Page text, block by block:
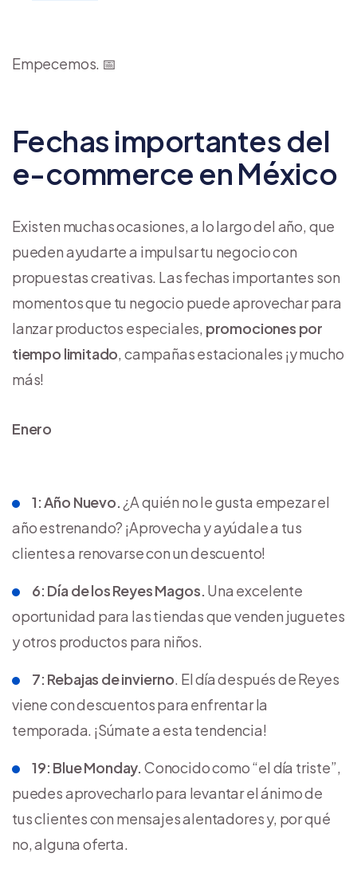
Empecemos. 📅
Fechas importantes del
e-commerce en México
Existen muchas ocasiones, a lo largo del año, que
pueden ayudarte a impulsar tu negocio con
propuestas creativas. Las fechas importantes son
momentos que tu negocio puede aprovechar para
lanzar productos especiales, promociones por
tiempo limitado , campañas estacionales ¡y mucho
más!
Enero
1: Año Nuevo. ¿A quién no le gusta empezar el
año estrenando? ¡Aprovecha y ayúdale a tus
clientes a renovarse con un descuento!
6: Día de los Reyes Magos. Una excelente
oportunidad para las tiendas que venden juguetes
y otros productos para niños.
7: Rebajas de invierno . El día después de Reyes
viene con descuentos para enfrentar la
temporada. ¡Súmate a esta tendencia!
19: Blue Monday. Conocido como “el día triste”,
puedes aprovecharlo para levantar el ánimo de
tus clientes con mensajes alentadores y, por qué
no, alguna oferta.